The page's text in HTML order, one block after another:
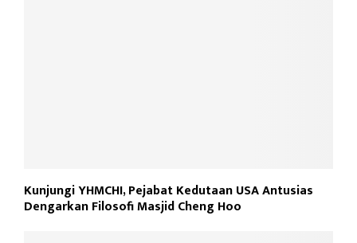
Kunjungi YHMCHI, Pejabat Kedutaan USA Antusias
Dengarkan Filosofi Masjid Cheng Hoo